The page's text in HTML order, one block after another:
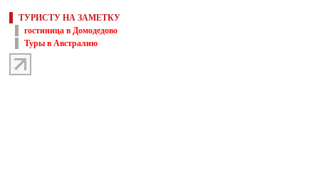
ТУРИСТУ НА ЗАМЕТКУ
гостиница в Домодедово
Туры в Австралию